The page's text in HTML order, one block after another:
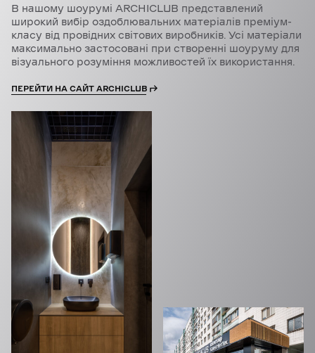
В нашому шоурумі ARCHICLUB представлений
широкий вибір оздоблювальних матеріалів преміум-
класу від провідних світових виробників. Усі матеріали
максимально застосовані при створенні шоуруму для
візуального розуміння можливостей їх використання.
ПЕРЕЙТИ НА САЙТ ARCHICLUB